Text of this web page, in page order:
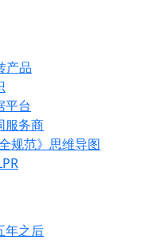
产品
平台
服务商
规范》思维导图
年之后